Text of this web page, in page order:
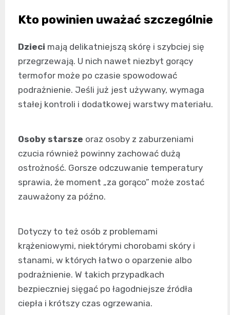
Kto powinien uważać szczególnie
Dzieci mają delikatniejszą skórę i szybciej się
przegrzewają. U nich nawet niezbyt gorący
termofor może po czasie spowodować
podrażnienie. Jeśli już jest używany, wymaga
stałej kontroli i dodatkowej warstwy materiału.
Osoby starsze oraz osoby z zaburzeniami
czucia również powinny zachować dużą
ostrożność. Gorsze odczuwanie temperatury
sprawia, że moment „za gorąco” może zostać
zauważony za późno.
Dotyczy to też osób z problemami
krążeniowymi, niektórymi chorobami skóry i
stanami, w których łatwo o oparzenie albo
podrażnienie. W takich przypadkach
bezpieczniej sięgać po łagodniejsze źródła
ciepła i krótszy czas ogrzewania.